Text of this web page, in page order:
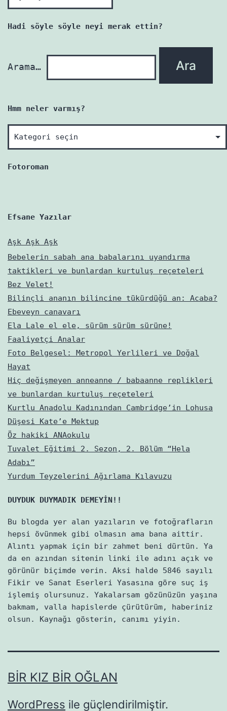
her
yazı
Hadi söyle söyle neyi merak ettin?
Arama…
Hmm neler varmış?
Hmm
neler
varmış?
Fotoroman
Efsane Yazılar
Aşk Aşk Aşk
Bebelerin sabah ana babalarını uyandırma
taktikleri ve bunlardan kurtuluş reçeteleri
Bez Velet!
Bilinçli ananın bilincine tükürdüğü an: Acaba?
Ebeveyn canavarı
Ela Lale el ele, sürüm sürüm sürüne!
Faaliyetçi Analar
Foto Belgesel: Metropol Yerlileri ve Doğal
Hayat
Hiç değişmeyen anneanne / babaanne replikleri
ve bunlardan kurtuluş reçeteleri
Kurtlu Anadolu Kadınından Cambridge’in Lohusa
Düşesi Kate’e Mektup
Öz hakiki ANAokulu
Tuvalet Eğitimi 2. Sezon, 2. Bölüm “Hela
Adabı”
Yurdum Teyzelerini Ağırlama Kılavuzu
DUYDUK DUYMADIK DEMEYİN!!
Bu blogda yer alan yazıların ve fotoğrafların
hepsi övünmek gibi olmasın ama bana aittir.
Alıntı yapmak için bir zahmet beni dürtün. Ya
da en azından sitenin linki ile adını açık ve
görünür biçimde verin. Aksi halde 5846 sayılı
Fikir ve Sanat Eserleri Yasasına göre suç iş
işlemiş olursunuz. Yakalarsam gözünüzün yaşına
bakmam, valla hapislerde çürütürüm, haberiniz
olsun. Kaynağı gösterin, canımı yiyin.
BIR KIZ BIR OĞLAN
WordPress ile güçlendirilmiştir.